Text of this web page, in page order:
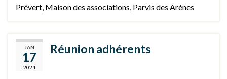
Prévert, Maison des associations, Parvis des Arènes
JAN
17
2024
Réunion adhérents